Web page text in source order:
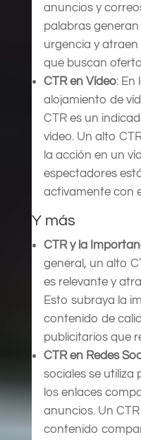
anuncios y
palabras
urgencia y
que buscan
CTR en Vídeo: En
alojamiento de
CTR es un
vídeo. Un alto
la acción en un
espectadores
activamente con
Y más
CTR y la
general, un alto
es relevante y
Esto subraya la
contenido de
publicitarios que
CTR en Redes
sociales se utiliza
los enlaces
anuncios. Un
contenido